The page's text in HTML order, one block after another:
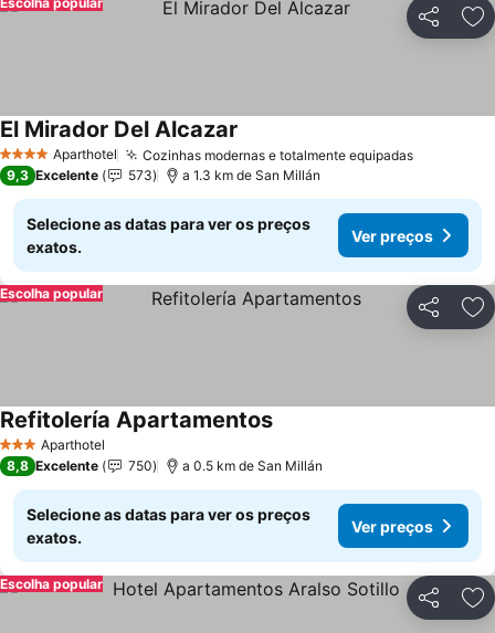
Partilhar
4 EstrelasAparthotel Cozinhas modernas e totalmente equipadas
El Mirador Del Alcazar
9,3 Excelente 573 a 1.3 km de San Millán
Selecione as datas para ver os preços
exatos.
Ver preços
Partilhar
Escolha popular
3 EstrelasAparthotel
Refitolería Apartamentos
8,8 Excelente 750 a 0.5 km de San Millán
Selecione as datas para ver os preços
exatos.
Ver preços
Partilhar
Escolha popular